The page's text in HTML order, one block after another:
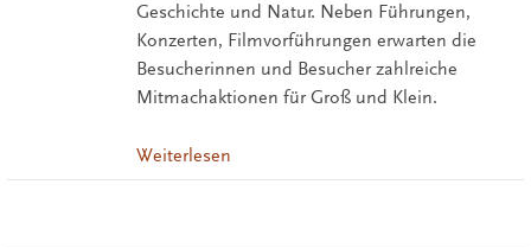
Geschichte und Natur. Neben Führungen,
Konzerten, Filmvorführungen erwarten die
Besucherinnen und Besucher zahlreiche
Mitmachaktionen für Groß und Klein.
Weiterlesen